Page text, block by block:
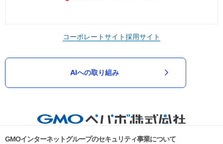
コーポレートサイト採用サイト
AIへの取り組み
GMOインターネットグループのセキュリティ事業について